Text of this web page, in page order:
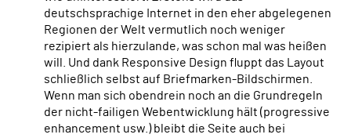
deutschsprachige Internet in den eher abgelegenen
Regionen der Welt vermutlich noch weniger
rezipiert als hierzulande, was schon mal was heißen
will. Und dank Responsive Design fluppt das Layout
schließlich selbst auf Briefmarken-Bildschirmen.
Wenn man sich obendrein noch an die Grundregeln
der nicht-failigen Webentwicklung hält (progressive
enhancement usw.) bleibt die Seite auch bei